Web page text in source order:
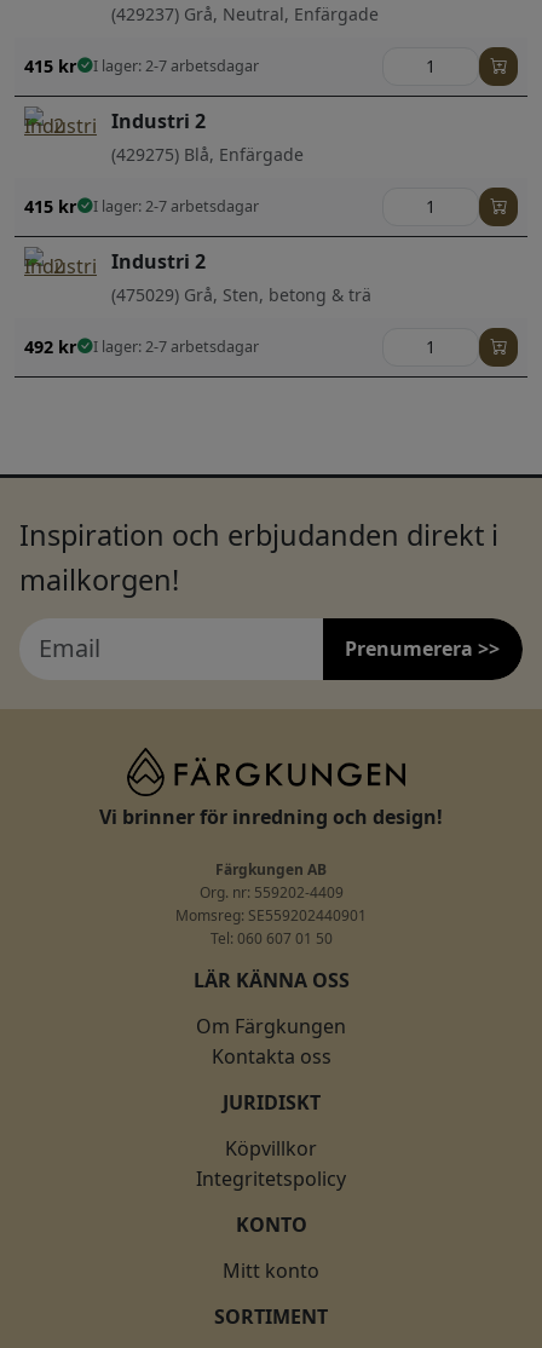
(429237) Grå, Neutral, Enfärgade
415 kr I lager: 2-7 arbetsdagar
Industri 2
(429275) Blå, Enfärgade
415 kr I lager: 2-7 arbetsdagar
Industri 2
(475029) Grå, Sten, betong & trä
492 kr I lager: 2-7 arbetsdagar
Inspiration och erbjudanden direkt i
mailkorgen!
Prenumerera >>
Vi brinner för inredning och design!
Färgkungen AB
Org. nr: 559202-4409
Momsreg: SE559202440901
Tel: 060 607 01 50
LÄR KÄNNA OSS
Om Färgkungen
Kontakta oss
JURIDISKT
Köpvillkor
Integritetspolicy
KONTO
Mitt konto
SORTIMENT